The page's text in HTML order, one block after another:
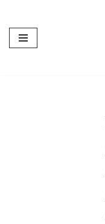
Перейти
к